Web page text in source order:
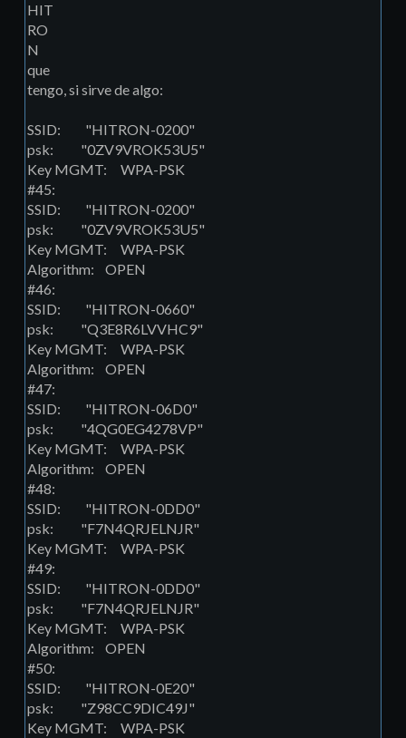
HIT
RO
N
que
tengo, si sirve de algo:
SSID: "HITRON-0200"
psk: "0ZV9VROK53U5"
Key MGMT: WPA-PSK
#45:
SSID: "HITRON-0200"
psk: "0ZV9VROK53U5"
Key MGMT: WPA-PSK
Algorithm: OPEN
#46:
SSID: "HITRON-0660"
psk: "Q3E8R6LVVHC9"
Key MGMT: WPA-PSK
Algorithm: OPEN
#47:
SSID: "HITRON-06D0"
psk: "4QG0EG4278VP"
Key MGMT: WPA-PSK
Algorithm: OPEN
#48:
SSID: "HITRON-0DD0"
psk: "F7N4QRJELNJR"
Key MGMT: WPA-PSK
#49:
SSID: "HITRON-0DD0"
psk: "F7N4QRJELNJR"
Key MGMT: WPA-PSK
Algorithm: OPEN
#50:
SSID: "HITRON-0E20"
psk: "Z98CC9DIC49J"
Key MGMT: WPA-PSK